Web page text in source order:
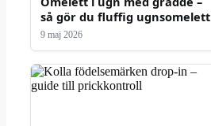
så gör du fluffig ugnsomelett
9 maj 2026